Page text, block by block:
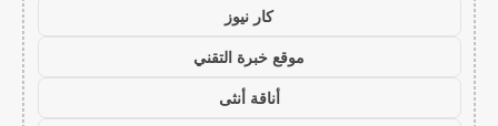
كار نيوز
موقع خبرة التقني
أناقة أنثى